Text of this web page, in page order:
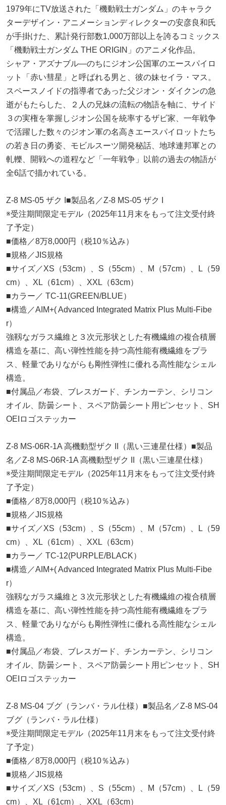
1979年にTV放送された「機動戦士ガンダム」のキャラク
ターデザイン・アニメーションディレクターの安彦良和氏
が手掛けた、累計発行部数1,000万部以上を誇るコミックス
「機動戦士ガンダム THE ORIGIN」のアニメ化作品。
シャア・アズナブル―のちにジオン公国軍のエースパイロ
ット「赤い彗星」と呼ばれる男と、彼の妹セイラ・マス。
スペースノイドの指導者であった父ジオン・ダイクンの急
逝がもたらした、２人の兄妹の流転の物語を軸に、サイド
３の実権を掌握しジオン公国を統率するザビ家、一年戦争
で活躍した数々のジオン軍の名高きエースパイロットたち
の若き日の勇姿、モビルスーツ開発秘話、地球連邦軍との
軋轢、開戦への道程など「一年戦争」以前の過去の物語が
全6話で描かれている。
Z-8 MS-05 ザク I■製品名／Z-8 MS-05 ザク I
※受注期間限定モデル（2025年11月末をもって注文受付終
了予定）
■価格／8万8,000円（税10％込み）
■規格／JIS規格
■サイズ／XS（53cm）、S（55cm）、M（57cm）、L（59
cm）、XL（61cm）、XXL（63cm）
■カラー／ TC-11(GREEN/BLUE）
■構造／AIM+( Advanced Integrated Matrix Plus Multi-Fibe
r）
強靱なガラス繊維と３次元形状とした有機繊維の複合積層
構造を基に、高い弾性性能を持つ高性能有機繊維をプラ
ス、軽量でありながらも剛性弾性に優れる高性能なシェル
構造。
■付属品／布袋、ブレスガード、チンカーテン、シリコン
オイル、防曇シート、スペア防曇シート用ピンセット、SH
OEIロゴステッカー
Z-8 MS-06R-1A 高機動型ザク II（黒い三連星仕様）■製品
名／Z-8 MS-06R-1A 高機動型ザク II（黒い三連星仕様）
※受注期間限定モデル（2025年11月末をもって注文受付終
了予定）
■価格／8万8,000円（税10％込み）
■規格／JIS規格
■サイズ／XS（53cm）、S（55cm）、M（57cm）、L（59
cm）、XL（61cm）、XXL（63cm）
■カラー／ TC-12(PURPLE/BLACK）
■構造／AIM+( Advanced Integrated Matrix Plus Multi-Fibe
r）
強靱なガラス繊維と３次元形状とした有機繊維の複合積層
構造を基に、高い弾性性能を持つ高性能有機繊維をプラ
ス、軽量でありながらも剛性弾性に優れる高性能なシェル
構造。
■付属品／布袋、ブレスガード、チンカーテン、シリコン
オイル、防曇シート、スペア防曇シート用ピンセット、SH
OEIロゴステッカー
Z-8 MS-04 ブグ（ランバ・ラル仕様）■製品名／Z-8 MS-04
ブグ（ランバ・ラル仕様）
※受注期間限定モデル（2025年11月末をもって注文受付終
了予定）
■価格／8万8,000円（税10％込み）
■規格／JIS規格
■サイズ／XS（53cm）、S（55cm）、M（57cm）、L（59
cm）、XL（61cm）、XXL（63cm）